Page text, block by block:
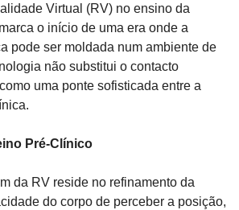
Virtual (RV) no ensino da
o início de uma era onde a
pode ser moldada num ambiente de
não substitui o contacto
uma ponte sofisticada entre a
Pré-Clínico
da RV reside no refinamento da
do corpo de perceber a posição,